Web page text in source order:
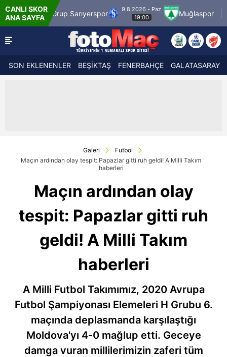
CANLI SKOR
ANA SAYFA
Sarıyerspor
9.8.2026 - Paz
19:00
Muğlaspor Vanspor
SON EKLENENLER BEŞİKTAŞ FENERBAHÇE GALATASARAY
Galeri
Futbol
Maçın ardından olay tespit: Papazlar gitti ruh geldi! A Milli Takım
haberleri
Maçın ardından olay
tespit: Papazlar gitti ruh
geldi! A Milli Takım
haberleri
A Milli Futbol Takımımız, 2020 Avrupa
Futbol Şampiyonası Elemeleri H Grubu 6.
maçında deplasmanda karşılaştığı
Moldova'yı 4-0 mağlup etti. Geceye
damga vuran millilerimizin zaferi tüm